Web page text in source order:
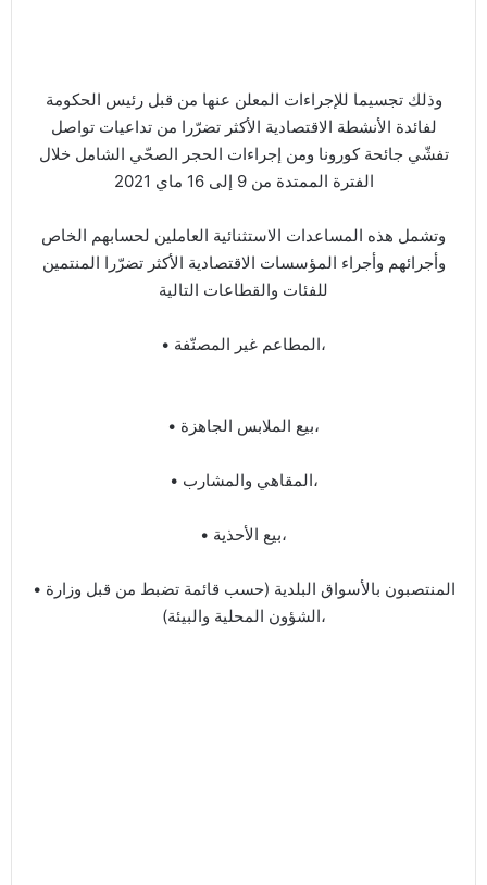
وذلك تجسيما للإجراءات المعلن عنها من قبل رئيس الحكومة
لفائدة الأنشطة الاقتصادية الأكثر تضرّرا من تداعيات تواصل
تفشّي جائحة كورونا ومن إجراءات الحجر الصحّي الشامل خلال
الفترة الممتدة من 9 إلى 16 ماي 2021
وتشمل هذه المساعدات الاستثنائية العاملين لحسابهم الخاص
وأجرائهم وأجراء المؤسسات الاقتصادية الأكثر تضرّرا المنتمين
للفئات والقطاعات التالية
• المطاعم غير المصنّفة،
• بيع الملابس الجاهزة،
• المقاهي والمشارب،
• بيع الأحذية،
• المنتصبون بالأسواق البلدية (حسب قائمة تضبط من قبل وزارة
الشؤون المحلية والبيئة)،